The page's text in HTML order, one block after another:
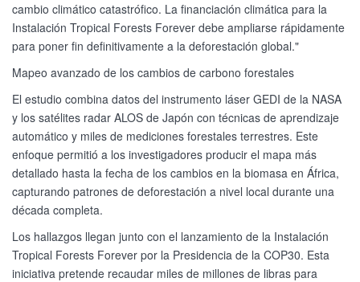
cambio climático catastrófico. La financiación climática para la
Instalación Tropical Forests Forever debe ampliarse rápidamente
para poner fin definitivamente a la deforestación global."
Mapeo avanzado de los cambios de carbono forestales
El estudio combina datos del instrumento láser GEDI de la NASA
y los satélites radar ALOS de Japón con técnicas de aprendizaje
automático y miles de mediciones forestales terrestres. Este
enfoque permitió a los investigadores producir el mapa más
detallado hasta la fecha de los cambios en la biomasa en África,
capturando patrones de deforestación a nivel local durante una
década completa.
Los hallazgos llegan junto con el lanzamiento de la Instalación
Tropical Forests Forever por la Presidencia de la COP30. Esta
iniciativa pretende recaudar miles de millones de libras para